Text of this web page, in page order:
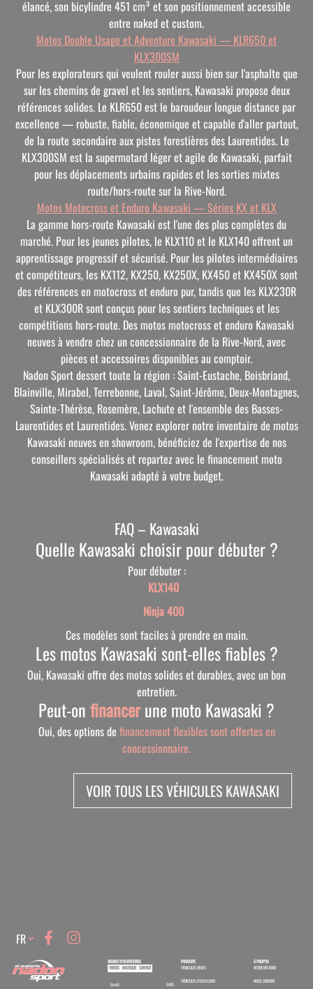
élancé, son bicylindre 451 cm³ et son positionnement accessible
entre naked et custom.
Motos Double Usage et Adventure Kawasaki — KLR650 et
KLX300SM
Pour les explorateurs qui veulent rouler aussi bien sur l'asphalte que
sur les chemins de gravel et les sentiers, Kawasaki propose deux
références solides. Le KLR650 est le baroudeur longue distance par
excellence — robuste, fiable, économique et capable d'aller partout,
de la route secondaire aux pistes forestières des Laurentides. Le
KLX300SM est la supermotard léger et agile de Kawasaki, parfait
pour les déplacements urbains rapides et les sorties mixtes
route/hors-route sur la Rive-Nord.
Motos Motocross et Enduro Kawasaki — Séries KX et KLX
La gamme hors-route Kawasaki est l'une des plus complètes du
marché. Pour les jeunes pilotes, le KLX110 et le KLX140 offrent un
apprentissage progressif et sécurisé. Pour les pilotes intermédiaires
et compétiteurs, les KX112, KX250, KX250X, KX450 et KX450X sont
des références en motocross et enduro pur, tandis que les KLX230R
et KLX300R sont conçus pour les sentiers techniques et les
compétitions hors-route. Des motos motocross et enduro Kawasaki
neuves à vendre chez un concessionnaire de la Rive-Nord, avec
pièces et accessoires disponibles au comptoir.
Nadon Sport dessert toute la région : Saint-Eustache, Boisbriand,
Blainville, Mirabel, Terrebonne, Laval, Saint-Jérôme, Deux-Montagnes,
Sainte-Thérèse, Rosemère, Lachute et l'ensemble des Basses-
Laurentides et Laurentides. Venez explorer notre inventaire de motos
Kawasaki neuves en showroom, bénéficiez de l'expertise de nos
conseillers spécialisés et repartez avec le financement moto
Kawasaki adapté à votre budget.
FAQ – Kawasaki
Quelle Kawasaki choisir pour débuter ?
Pour débuter :
KLX140
Ninja 400
Ces modèles sont faciles à prendre en main.
Les motos Kawasaki sont-elles fiables ?
Oui, Kawasaki offre des motos solides et durables, avec un bon
entretien.
Peut-onfinancerune moto Kawasaki ?
Oui, des options de financement flexibles sont offertes en
concessionnaire.
VOIR TOUS LES VÉHICULES KAWASAKI
Language
FR
HEURES D'OUVERTURES
VENTES BOUTIQUE SERVICE
Lundi :
9:00 -
À PROPOS
NOTRE HISTOIRE
NOUS JOINDRE
PRODUITS
VÉHICULES NEUFS
VÉHICULES D'OCCASION